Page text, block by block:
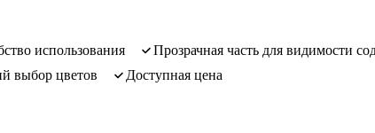
использования
Прозрачная часть для видимости
выбор цветов Доступная цена